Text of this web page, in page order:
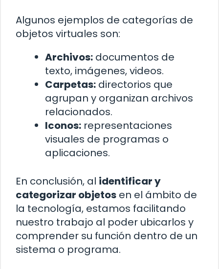
Algunos ejemplos de categorías de
objetos virtuales son:
Archivos: documentos de
texto, imágenes, videos.
Carpetas: directorios que
agrupan y organizan archivos
relacionados.
Iconos: representaciones
visuales de programas o
aplicaciones.
En conclusión, al identificar y
categorizar objetos en el ámbito de
la tecnología, estamos facilitando
nuestro trabajo al poder ubicarlos y
comprender su función dentro de un
sistema o programa.